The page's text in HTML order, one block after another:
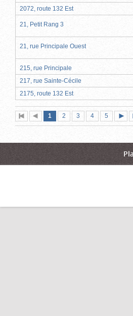
2072, route 132 Est
21, Petit Rang 3
21, rue Principale Ouest
215, rue Principale
217, rue Sainte-Cécile
2175, route 132 Est
Première
page
Page
précédente
Page
1 (page
actuelle)
Page
2 Page
3 Page
4 Page
5